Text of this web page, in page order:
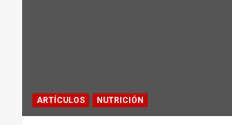
ARTÍCULOS NUTRICIÓN